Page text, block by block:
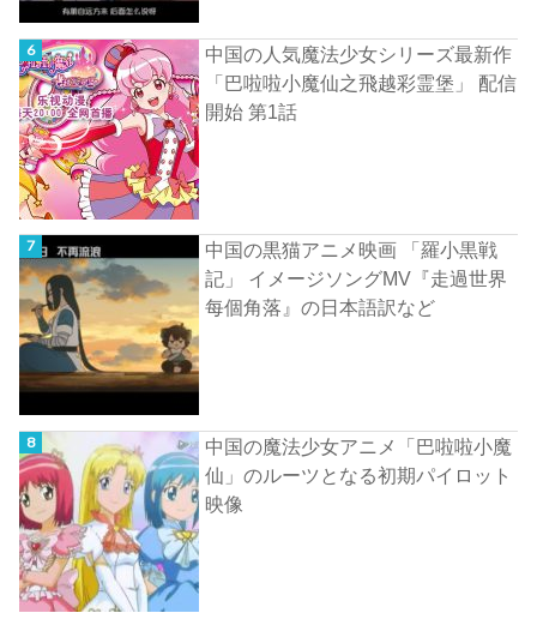
中国の人気魔法少女シリーズ最新作
「巴啦啦小魔仙之飛越彩霊堡」 配信
開始 第1話
中国の黒猫アニメ映画 「羅小黒戦
記」 イメージソングMV『走過世界
每個角落』の日本語訳など
中国の魔法少女アニメ「巴啦啦小魔
仙」のルーツとなる初期パイロット
映像